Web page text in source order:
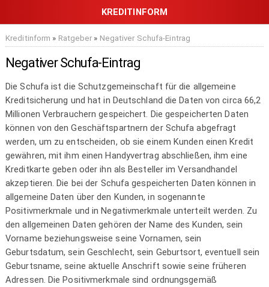
Kreditinform » Ratgeber » Negativer Schufa-Eintrag
Negativer Schufa-Eintrag
Die Schufa ist die Schutzgemeinschaft für die allgemeine
Kreditsicherung und hat in Deutschland die Daten von circa 66,2
Millionen Verbrauchern gespeichert. Die gespeicherten Daten
können von den Geschäftspartnern der Schufa abgefragt
werden, um zu entscheiden, ob sie einem Kunden einen Kredit
gewähren, mit ihm einen Handyvertrag abschließen, ihm eine
Kreditkarte geben oder ihn als Besteller im Versandhandel
akzeptieren. Die bei der Schufa gespeicherten Daten können in
allgemeine Daten über den Kunden, in sogenannte
Positivmerkmale und in Negativmerkmale unterteilt werden. Zu
den allgemeinen Daten ­gehören ­der Name des Kunden, sein
Vorname beziehungsweise seine Vornamen, sein
Geburtsdatum, sein Geschlecht, sein Geburtsort, eventuell sein
Geburtsname, seine aktuelle Anschrift sowie seine früheren
Adressen. Die Positivmerkmale sind ordnungsgemäß